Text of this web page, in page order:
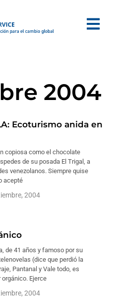
2004
Ecoturismo anida en
copiosa como el chocolate
de su posada El Trigal, a
venezolanos. Siempre quise
acepté
2004
de 41 años y famoso por su
(dice que perdió la
Pantanal y Vale todo, es
Ejerce
2004